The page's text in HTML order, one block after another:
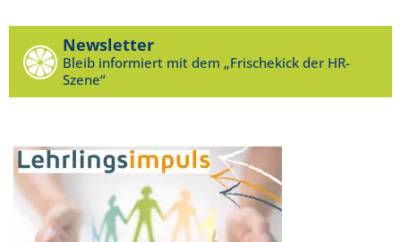
Newsletter
Bleib informiert mit dem „Frischekick der HR-
Szene“